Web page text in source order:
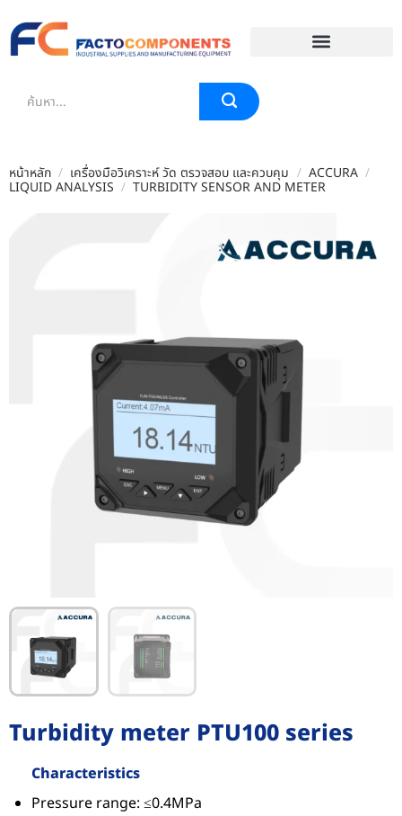
หน้าหลัก / เครื่องมือวิเคราะห์ วัด ตรวจสอบ และควบคุม / ACCURA /
LIQUID ANALYSIS / TURBIDITY SENSOR AND METER
Turbidity meter PTU100 series
Characteristics
Pressure range: ≤0.4MPa